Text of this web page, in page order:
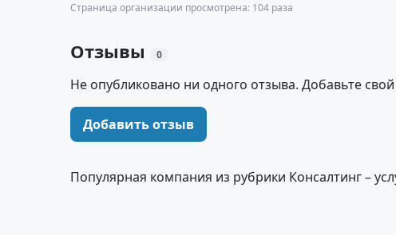
Страница организации просмотрена: 104 раза
Отзывы 0
Не опубликовано ни одного отзыва. Добавьте
Добавить отзыв
Популярная компания из рубрики Консалтинг –